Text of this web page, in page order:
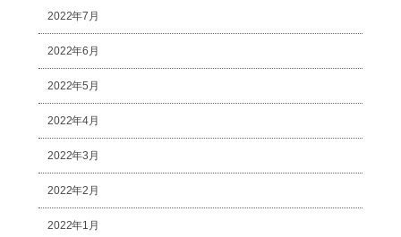
2022年7月
2022年6月
2022年5月
2022年4月
2022年3月
2022年2月
2022年1月